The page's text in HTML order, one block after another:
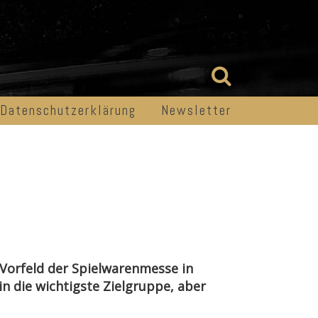
Datenschutzerklärung Newsletter
der Spielwarenmesse in
die wichtigste Zielgruppe, aber